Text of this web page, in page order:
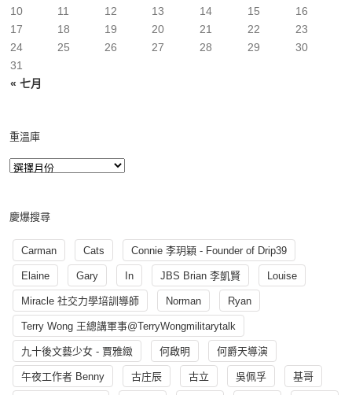
« 七月
10
11 12 13 14 15
16
17
18 19 20 21 22
23
24
25 26 27 28 29
30
31
重溫庫
慶爆搜尋
Carman Cats Connie 李玥穎 - Founder of Drip39
Elaine Gary In JBS Brian 李凱賢 Louise
Miracle 社交力學培訓導師 Norman Ryan
Terry Wong 王總講軍事@TerryWongmilitarytalk
九十後文藝少女 - 賈雅緻 何啟明 何爵天導演
午夜工作者 Benny 古庄辰 古立 吳佩孚 基哥